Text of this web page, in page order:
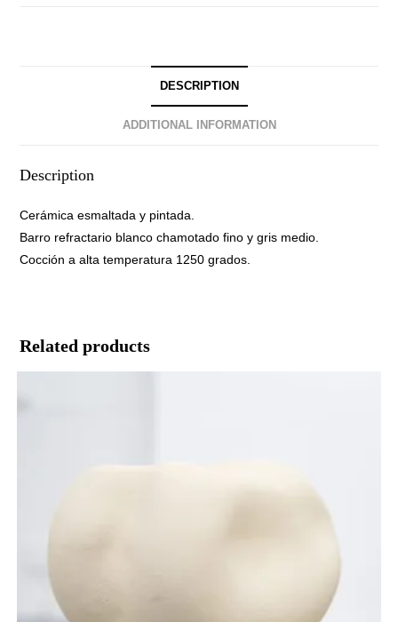
DESCRIPTION
ADDITIONAL INFORMATION
Description
Cerámica esmaltada y pintada.
Barro refractario blanco chamotado fino y gris medio.
Cocción a alta temperatura 1250 grados.
Related products